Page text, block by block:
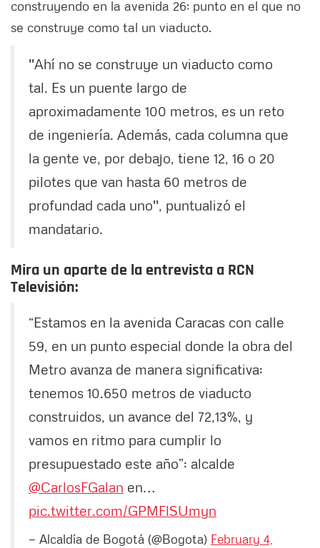
construyendo en la avenida 26; punto en el que no
se construye como tal un viaducto.
''Ahí no se construye un viaducto como
tal. Es un puente largo de
aproximadamente 100 metros, es un reto
de ingeniería. Además, cada columna que
la gente ve, por debajo, tiene 12, 16 o 20
pilotes que van hasta 60 metros de
profundad cada uno'', puntualizó el
mandatario.
Mira un aparte de la entrevista a RCN
Televisión:
“Estamos en la avenida Caracas con calle
59, en un punto especial donde la obra del
Metro avanza de manera significativa:
tenemos 10.650 metros de viaducto
construidos, un avance del 72,13%, y
vamos en ritmo para cumplir lo
presupuestado este año”: alcalde
@CarlosFGalan en…
pic.twitter.com/GPMFlSUmyn
— Alcaldía de Bogotá (@Bogota) February 4,